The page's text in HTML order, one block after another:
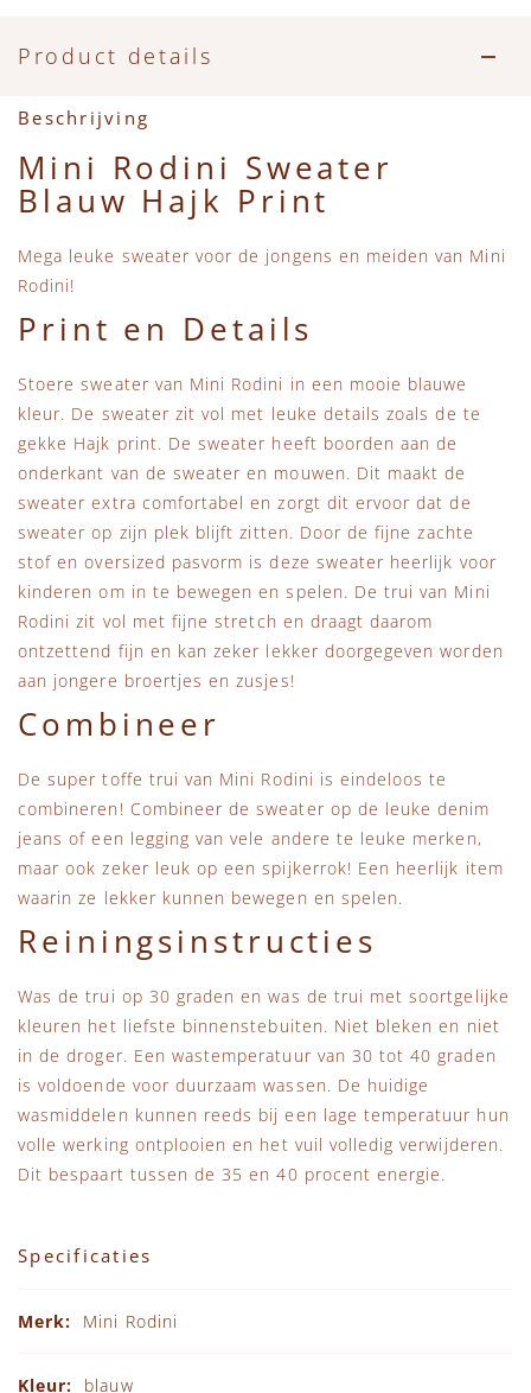
Zwemkleding
Feestkleding
Beren, Speendoekjes en Knuffeldoekjes
Verzorgingsproducten
Beren
Mini Rodini
+1 in the family
New Balance
Piupiuchick
Play Up
Sproet & Sprout
Tiny Cottons
Product details
Beschrijving
Mini Rodini Sweater
Blauw Hajk Print
Mega leuke sweater voor de jongens en meiden van Mini
Rodini!
Print en Details
Stoere sweater van Mini Rodini in een mooie blauwe
kleur. De sweater zit vol met leuke details zoals de te
gekke Hajk print. De sweater heeft boorden aan de
onderkant van de sweater en mouwen. Dit maakt de
sweater extra comfortabel en zorgt dit ervoor dat de
sweater op zijn plek blijft zitten. Door de fijne zachte
stof en oversized pasvorm is deze sweater heerlijk voor
kinderen om in te bewegen en spelen. De trui van Mini
Rodini zit vol met fijne stretch en draagt daarom
ontzettend fijn en kan zeker lekker doorgegeven worden
aan jongere broertjes en zusjes!
Combineer
De super toffe trui van Mini Rodini is eindeloos te
combineren! Combineer de sweater op de leuke denim
jeans of een legging van vele andere te leuke merken,
maar ook zeker leuk op een spijkerrok! Een heerlijk item
waarin ze lekker kunnen bewegen en spelen.
Reiningsinstructies
Was de trui op 30 graden en was de trui met soortgelijke
kleuren het liefste binnenstebuiten. Niet bleken en niet
in de droger. Een wastemperatuur van 30 tot 40 graden
is voldoende voor duurzaam wassen. De huidige
wasmiddelen kunnen reeds bij een lage temperatuur hun
volle werking ontplooien en het vuil volledig verwijderen.
Dit bespaart tussen de 35 en 40 procent energie.
Specificaties
Mini Rodini
blauw